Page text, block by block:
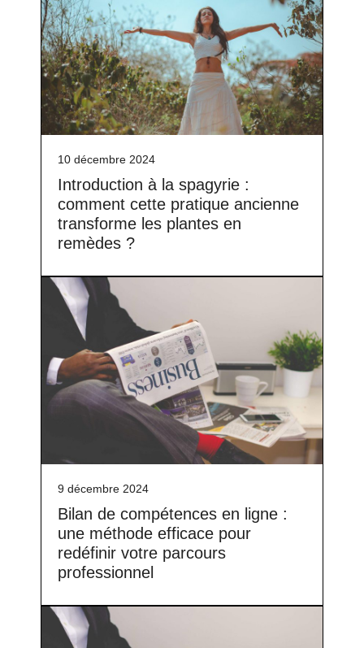
10 décembre 2024
Introduction à la spagyrie :
comment cette pratique ancienne
transforme les plantes en
remèdes ?
9 décembre 2024
Bilan de compétences en ligne :
une méthode efficace pour
redéfinir votre parcours
professionnel